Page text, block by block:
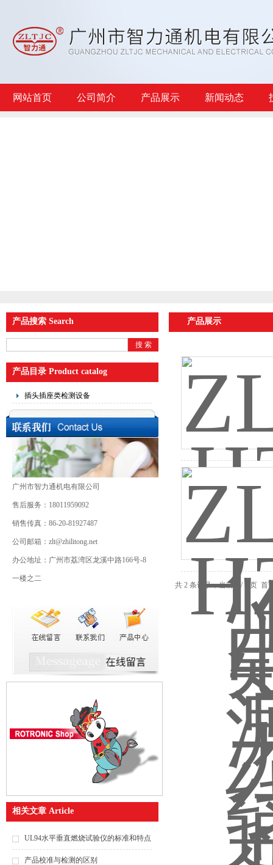
网站首页 公司简介 产品展示 新闻动态
产品搜索 Search
产品目录 Product catalog
插头插座类检测设备
广州市智力通机电有限公司
售后服务：18011959092
销售传真：86-20-81927487
公司邮箱：zlt@zhilitong.net
办公地址：广州市荔湾区龙溪中路166号-8
一楼之二
相关文章 Article
UL94水平垂直燃烧试验仪的标准和特点
产品校准与检测的区别
产品展示
共 2 条记录，当前 1 / 1 页